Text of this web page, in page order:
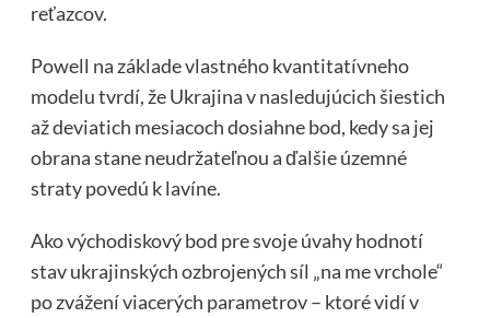
reťazcov.
Powell na základe vlastného kvantitatívneho
modelu tvrdí, že Ukrajina v nasledujúcich šiestich
až deviatich mesiacoch dosiahne bod, kedy sa jej
obrana stane neudržateľnou a ďalšie územné
straty povedú k lavíne.
Ako východiskový bod pre svoje úvahy hodnotí
stav ukrajinských ozbrojených síl „na me vrchole“
po zvážení viacerých parametrov – ktoré vidí v